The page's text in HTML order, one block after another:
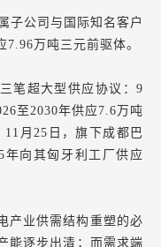
子公司与国际知名客户
万吨三元前驱体。
笔超大型供应协议：9
至2030年供应7.6万吨
月25日，旗下成都巴
年向其匈牙利工厂供应
产业供需结构重塑的必
能逐步出清；而需求端